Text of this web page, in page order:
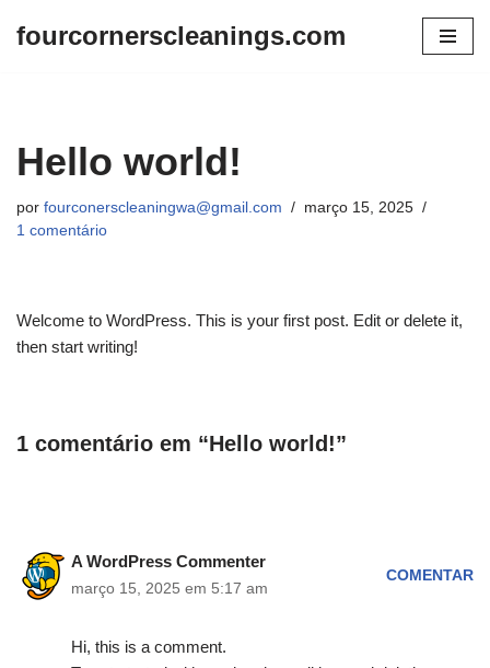
fourcornerscleanings.com
Hello world!
por fourconerscleaningwa@gmail.com
março 15, 2025
1 comentário
Welcome to WordPress. This is your first post. Edit or delete it,
then start writing!
1 comentário em “Hello world!”
A WordPress Commenter
março 15, 2025 em 5:17 am
COMENTAR
Hi, this is a comment.